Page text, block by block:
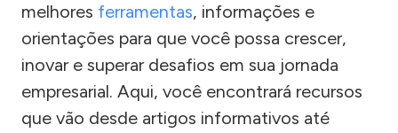
melhores ferramentas, informações e
orientações para que você possa crescer,
inovar e superar desafios em sua jornada
empresarial. Aqui, você encontrará recursos
que vão desde artigos informativos até